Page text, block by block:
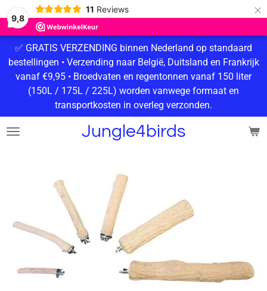
9,8
11 Reviews ×
Jungle4birds
✅ GRATIS VERZENDING binnen Nederland op standaard
bestellingen • Verzending naar België, Duitsland en Frankrijk
vanaf €9,95 • Broedvaten en regentonnen vanaf 150 liter
(150L / 175L / 225L) worden vanwege formaat en
transportkosten in overleg verzonden.